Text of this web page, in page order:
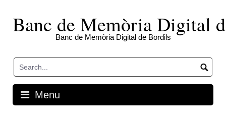
contentBanc de Memòria Digital
Banc de Memòria Digital de Bordils
Menu